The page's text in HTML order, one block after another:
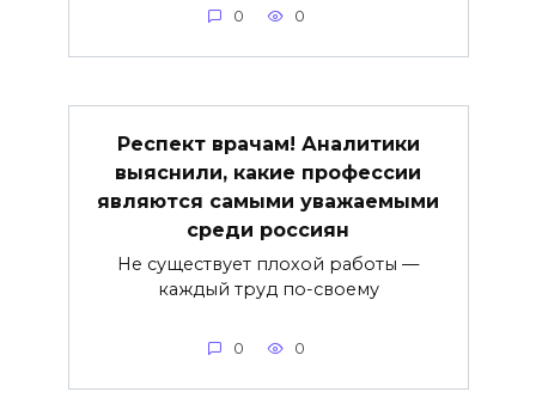
0 0
Респект врачам! Аналитики
выяснили, какие профессии
являются самыми уважаемыми
среди россиян
Не существует плохой работы —
каждый труд по-своему
0 0